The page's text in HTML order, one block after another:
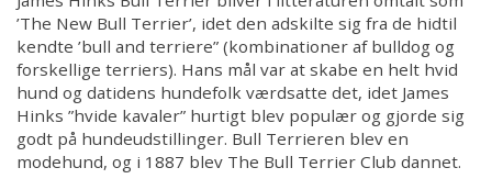
’The New Bull Terrier’, idet den adskilte sig fra de hidtil
kendte ’bull and terriere” (kombinationer af bulldog og
forskellige terriers). Hans mål var at skabe en helt hvid
hund og datidens hundefolk værdsatte det, idet James
Hinks ”hvide kavaler” hurtigt blev populær og gjorde sig
godt på hundeudstillinger. Bull Terrieren blev en
modehund, og i 1887 blev The Bull Terrier Club dannet.